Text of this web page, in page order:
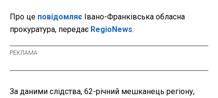
Про це повідомляє Івано-Франківська обласна
прокуратура, передає RegioNews.
За даними слідства, 62-річний мешканець регіону,